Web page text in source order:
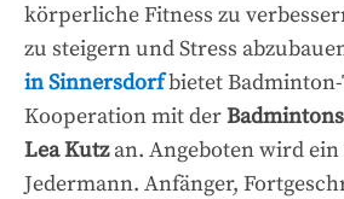
körperliche Fitness zu
zu steigern und Stress
in Sinnersdorfbietet
Kooperation mit der
Lea Kutzan. Angeboten wird
Jedermann. Anfänger,